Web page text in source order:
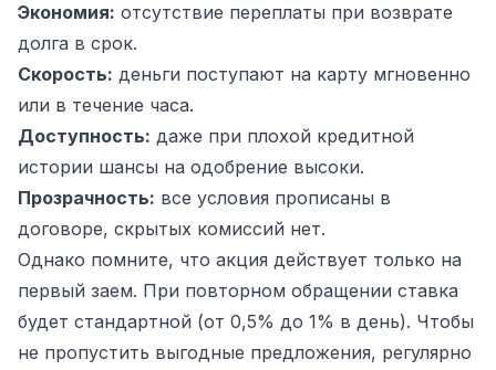
Экономия: отсутствие переплаты при возврате
долга в срок.
Скорость: деньги поступают на карту мгновенно
или в течение часа.
Доступность: даже при плохой кредитной
истории шансы на одобрение высоки.
Прозрачность: все условия прописаны в
договоре, скрытых комиссий нет.
Однако помните, что акция действует только на
первый заем. При повторном обращении ставка
будет стандартной (от 0,5% до 1% в день). Чтобы
не пропустить выгодные предложения, регулярно